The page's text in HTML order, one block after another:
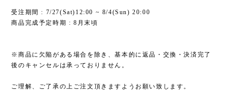
受注期間 : 7/27(Sat)12:00 ~ 8/4(Sun) 20:00
商品完成予定時期 : 8月末頃
※商品に欠陥がある場合を除き、基本的に返品・交換・決済完了
後のキャンセルは承っておりません。
ご理解、ご了承の上ご注文頂きますようお願い致します。